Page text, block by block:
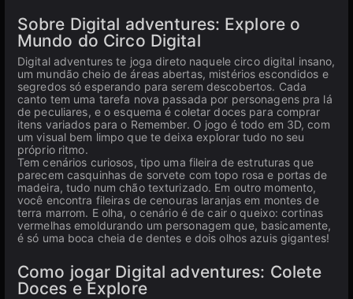
Sobre Digital adventures: Explore o
Mundo do Circo Digital
Digital adventures te joga direto naquele circo digital insano,
um mundão cheio de áreas abertas, mistérios escondidos e
segredos só esperando para serem descobertos. Cada
canto tem uma tarefa nova passada por personagens pra lá
de peculiares, e o esquema é coletar doces para comprar
itens variados para o Remember. O jogo é todo em 3D, com
um visual bem limpo que te deixa explorar tudo no seu
próprio ritmo.
Tem cenários curiosos, tipo uma fileira de estruturas que
parecem casquinhas de sorvete com topo rosa e portas de
madeira, tudo num chão texturizado. Em outro momento,
você encontra fileiras de cenouras laranjas em montes de
terra marrom. E olha, o cenário é de cair o queixo: cortinas
vermelhas emoldurando um personagem que, basicamente,
é só uma boca cheia de dentes e dois olhos azuis gigantes!
Como jogar Digital adventures: Colete
Doces e Explore